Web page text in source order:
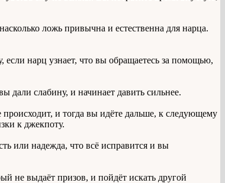
ложь привычна и естественна для нарца.
нарц узнает, что вы обращаетесь за помощью,
дали слабину, и начинает давить сильнее.
происходит, и тогда вы идёте дальше, к следующему
к джекпоту.
или надежда, что всё исправится и вы
не выдаёт призов, и пойдёт искать другой